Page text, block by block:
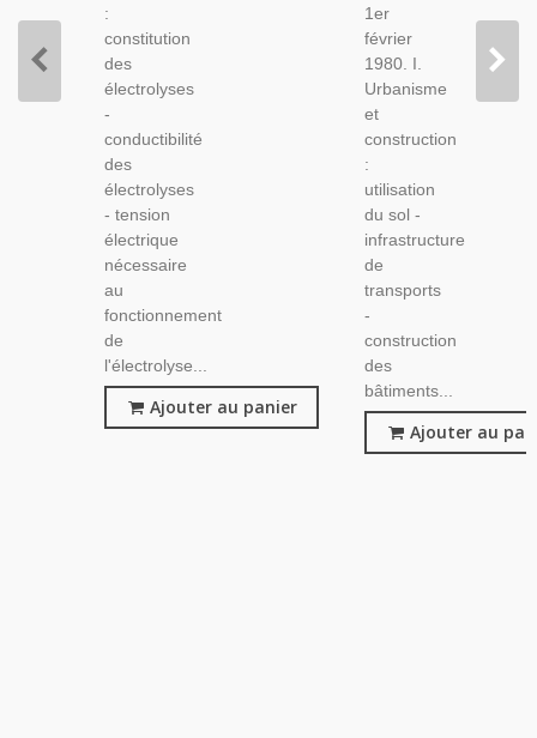
:
constitution
des
électrolyses
-
conductibilité
des
électrolyses
- tension
électrique
nécessaire
au
fonctionnement
de
l'électrolyse...
Ajouter au panier
1er
février
1980. I.
Urbanisme
et
construction
:
utilisation
du sol -
infrastructure
de
transports
-
construction
des
bâtiments...
Ajouter au